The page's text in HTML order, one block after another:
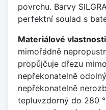
povrchu. Barvy
perfektní soulad s
Materiálové vlastnosti
mimořádně
propůjčuje dřezu
nepřekonatelně
nepřekonatelně
tepluvzdorný do 280